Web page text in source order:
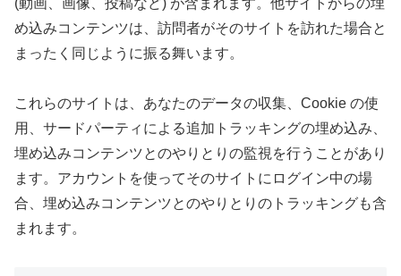
め込みコンテンツは、訪問者がそのサイトを訪れた場合と
まったく同じように振る舞います。
これらのサイトは、あなたのデータの収集、Cookie の使
用、サードパーティによる追加トラッキングの埋め込み、
埋め込みコンテンツとのやりとりの監視を行うことがあり
ます。アカウントを使ってそのサイトにログイン中の場
合、埋め込みコンテンツとのやりとりのトラッキングも含
まれます。